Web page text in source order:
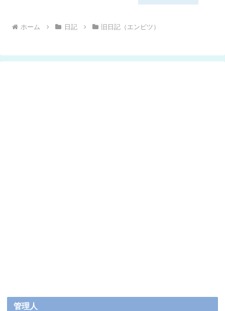
ホーム 日記 旧日記（エンピツ）
管理人